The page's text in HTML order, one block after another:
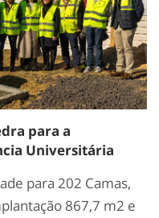
para a
Universitária
para 202 Camas,
867,7 m2 e